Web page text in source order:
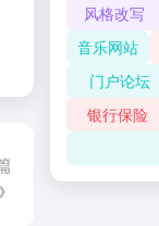
风格改写
音乐网站
门户论坛
银行保险